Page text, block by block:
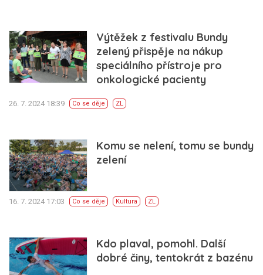
Výtěžek z festivalu Bundy
zelený přispěje na nákup
speciálního přístroje pro
onkologické pacienty
26. 7. 2024 18:39 Co se děje ZL
Komu se nelení, tomu se bundy
zelení
16. 7. 2024 17:03 Co se děje Kultura ZL
Kdo plaval, pomohl. Další
dobré činy, tentokrát z bazénu